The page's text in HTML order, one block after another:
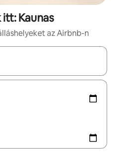
Kaunas
az Airbnb-n
és a lefelé nyíllal